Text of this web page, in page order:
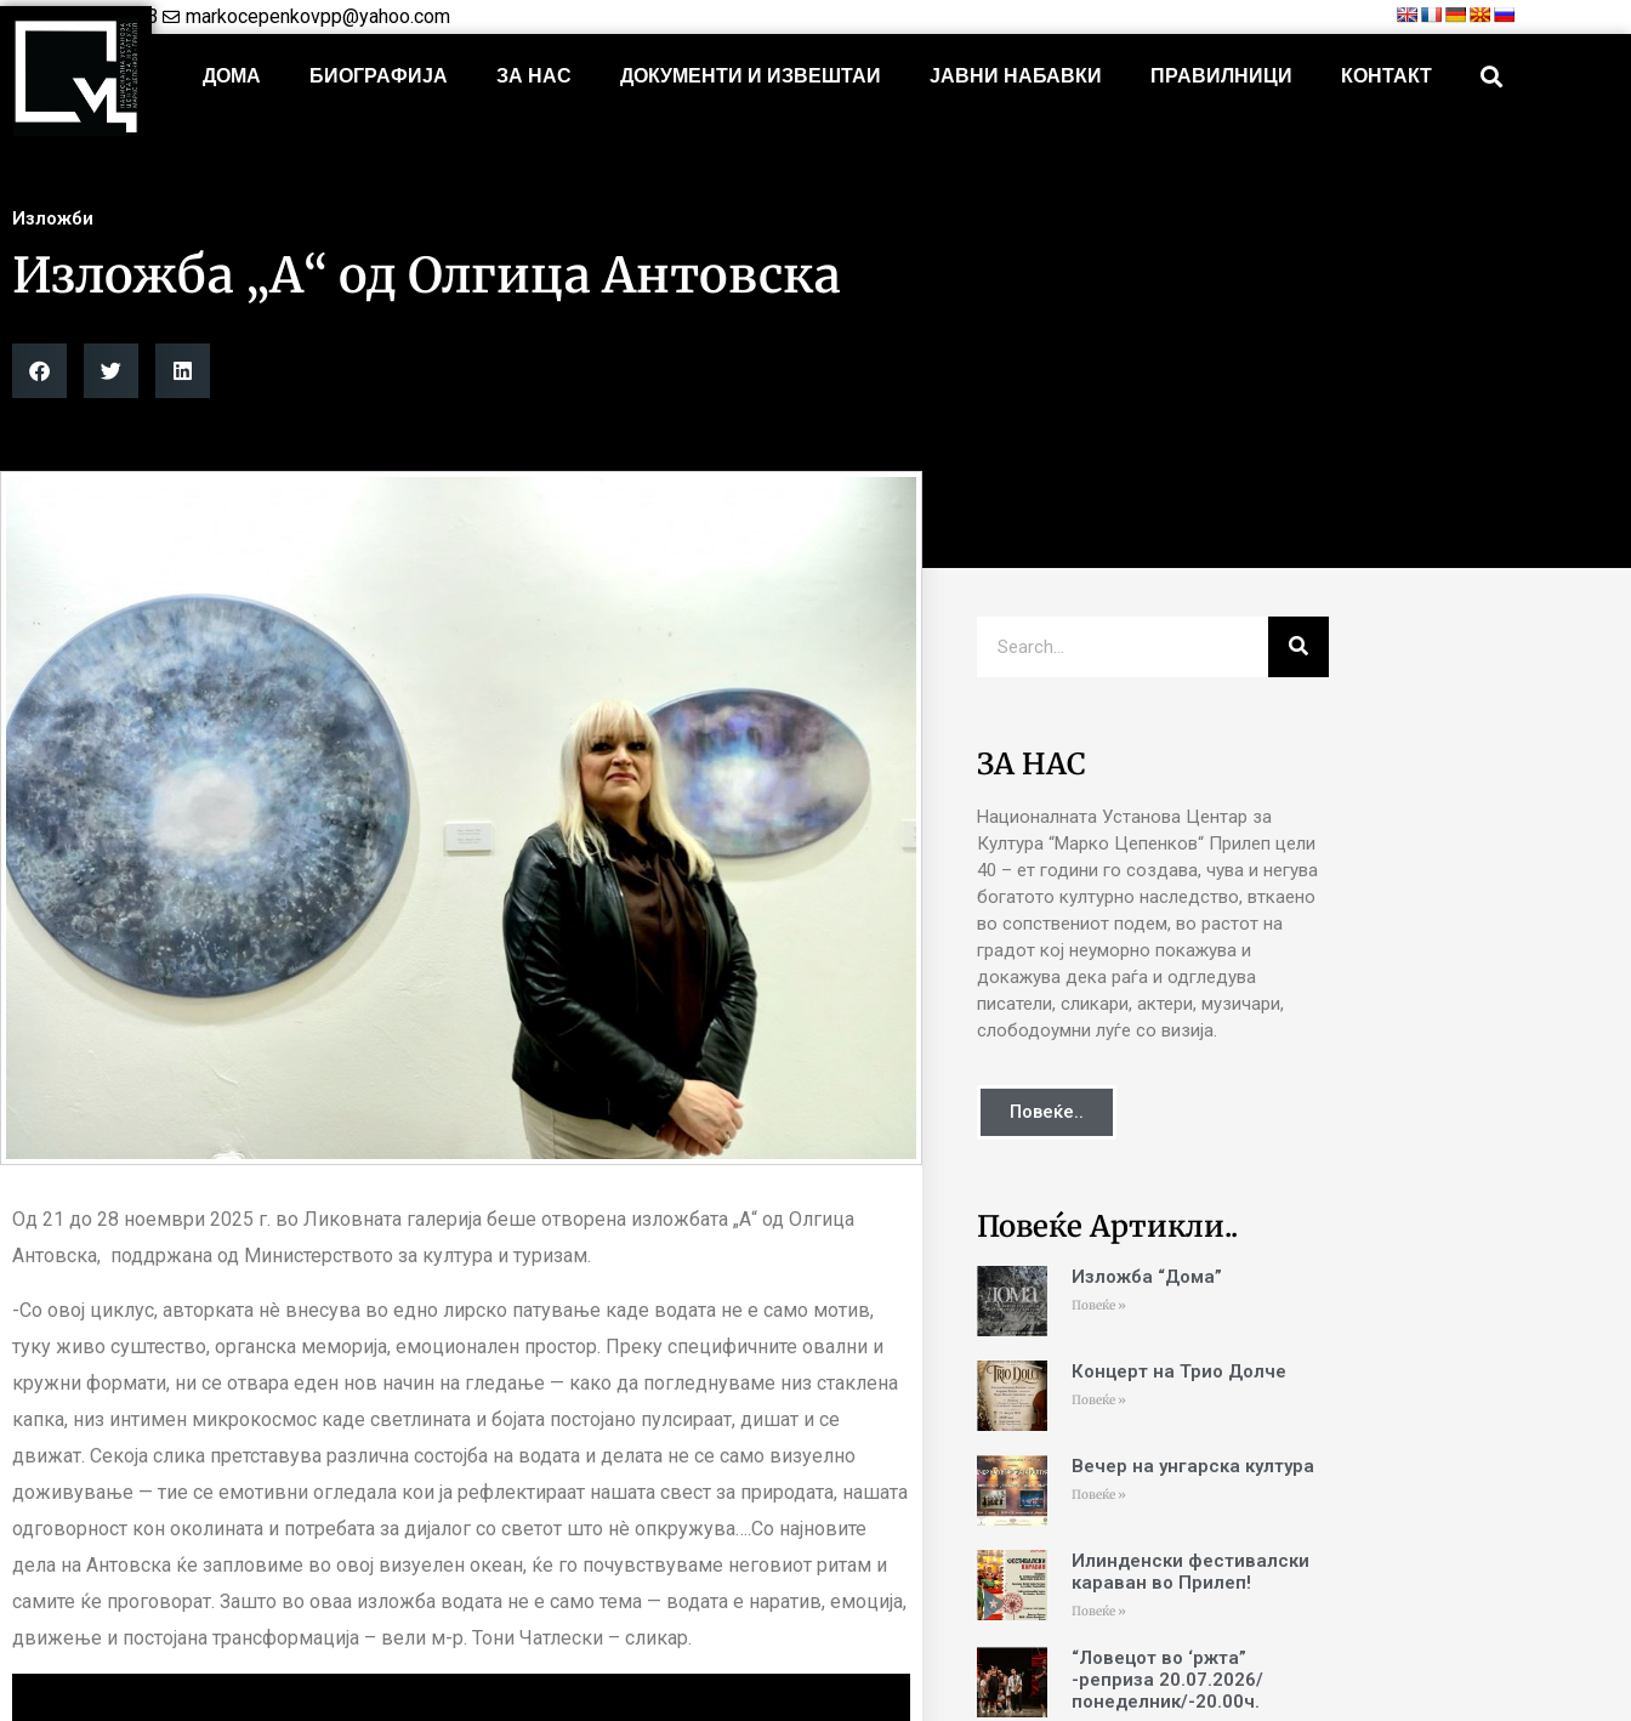
+38948421703 markocepenkovpp@yahoo.com
ДОМА БИОГРАФИЈА ЗА НАС ДОКУМЕНТИ И ИЗВЕШТАИ ЈАВНИ НАБАВКИ ПРАВИЛНИЦИ КОНТАКТ
Изложби
Изложба „А“ од Олгица Антовска
Од 21 до 28 ноември 2025 г. во Ликовната галерија беше отворена изложбата „А“ од Олгица
Антовска, поддржана од Министерството за култура и туризам.
-Со овој циклус, авторката нè внесува во едно лирско патување каде водата не е само мотив,
туку живо суштество, органска меморија, емоционален простор. Преку специфичните овални и
кружни формати, ни се отвара еден нов начин на гледање — како да погледнуваме низ стаклена
капка, низ интимен микрокосмос каде светлината и бојата постојано пулсираат, дишат и се
движат. Секоја слика претставува различна состојба на водата и делата не се само визуелно
доживување — тие се емотивни огледала кои ја рефлектираат нашата свест за природата, нашата
одговорност кон околината и потребата за дијалог со светот што нè опкружува….Со најновите
дела на Антовска ќе запловиме во овој визуелен океан, ќе го почувствуваме неговиот ритам и
самите ќе проговорат. Зашто во оваа изложба водата не е само тема — водата е наратив, емоција,
движење и постојана трансформација – вели м-р. Тони Чатлески – сликар.
ЗА НАС
Националната Установа Центар за
Култура “Марко Цепенков“ Прилеп цели
40 – ет години го создава, чува и негува
богатото културно наследство, вткаено
во сопствениот подем, во растот на
градот кој неуморно покажува и
докажува дека раѓа и одгледува
писатели, сликари, актери, музичари,
слободоумни луѓе со визија.
Повеќе..
Повеќе Артикли..
Изложба “Дома”
Повеќе »
Концерт на Трио Долче
Повеќе »
Вечер на унгарска култура
Повеќе »
Илинденски фестивалски
караван во Прилеп!
Повеќе »
“Ловецот во ‘ржта”
-реприза 20.07.2026/
понеделник/-20.00ч.